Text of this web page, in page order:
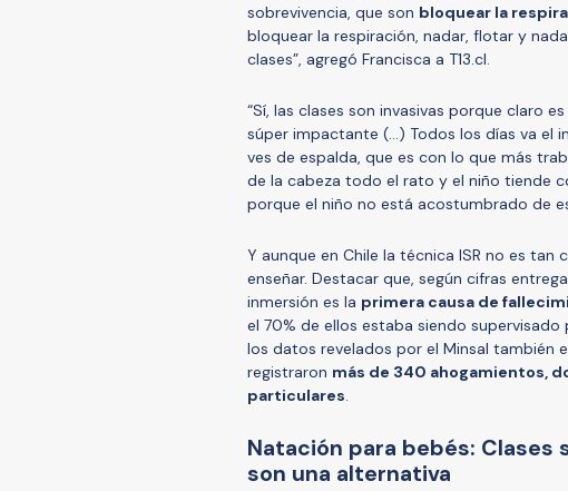
sobrevivencia, que son bloquear la
bloquear la respiración, nadar, flotar y
clases”, agregó Francisca a T13.cl.
“Sí, las clases son invasivas porque claro
súper impactante (…) Todos los días va el
ves de espalda, que es con lo que más
de la cabeza todo el rato y el niño tiende
porque el niño no está acostumbrado de
Y aunque en Chile la técnica ISR no es
enseñar. Destacar que, según cifras
inmersión es la primera causa de
el 70% de ellos estaba siendo
los datos revelados por el Minsal
registraron más de 340 ahogamientos,
particulares.
Natación para bebés:
son una alternativa